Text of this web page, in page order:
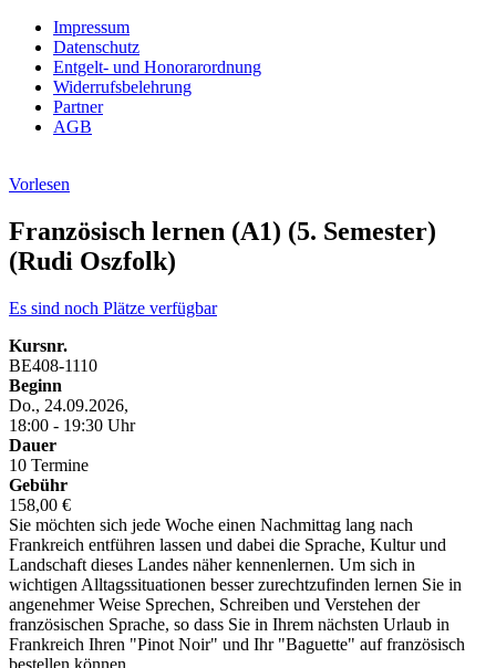
Impressum
Datenschutz
Entgelt- und Honorarordnung
Widerrufsbelehrung
Partner
AGB
Vorlesen
Französisch lernen (A1) (5. Semester)
(Rudi Oszfolk)
Es sind noch Plätze verfügbar
Kursnr.
BE408-1110
Beginn
Do., 24.09.2026,
18:00 - 19:30 Uhr
Dauer
10 Termine
Gebühr
158,00 €
Sie möchten sich jede Woche einen Nachmittag lang nach
Frankreich entführen lassen und dabei die Sprache, Kultur und
Landschaft dieses Landes näher kennenlernen. Um sich in
wichtigen Alltagssituationen besser zurechtzufinden lernen Sie in
angenehmer Weise Sprechen, Schreiben und Verstehen der
französischen Sprache, so dass Sie in Ihrem nächsten Urlaub in
Frankreich Ihren "Pinot Noir" und Ihr "Baguette" auf französisch
bestellen können.